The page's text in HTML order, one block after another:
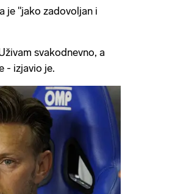
je "jako zadovoljan i
svakodnevno, a
- izjavio je.